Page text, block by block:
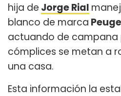
hija de Jorge Rial
blanco de marca
actuando de campana
cómplices se metan a
una casa.
Esta información la